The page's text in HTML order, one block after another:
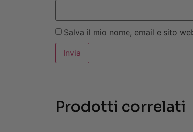
Salva il mio nome, email e sito
Prodotti correlati